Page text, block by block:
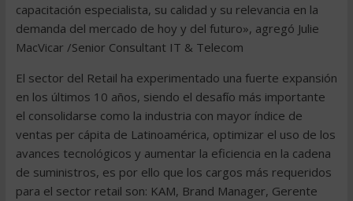
capacitación especialista, su calidad y su relevancia en la
demanda del mercado de hoy y del futuro», agregó Julie
MacVicar /Senior Consultant IT & Telecom
El sector del Retail ha experimentado una fuerte expansión
en los últimos 10 años, siendo el desafío más importante
el consolidarse como la industria con mayor índice de
ventas per cápita de Latinoamérica, optimizar el uso de los
avances tecnológicos y aumentar la eficiencia en la cadena
de suministros, es por ello que los cargos más requeridos
para el sector retail son: KAM, Brand Manager, Gerente